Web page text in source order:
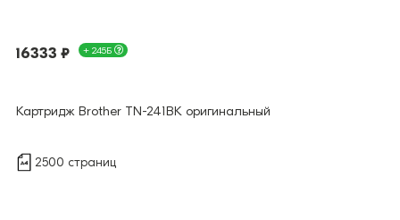
16333 ₽ + 245Б
Картридж Brother TN-241BK оригинальный
2500 страниц